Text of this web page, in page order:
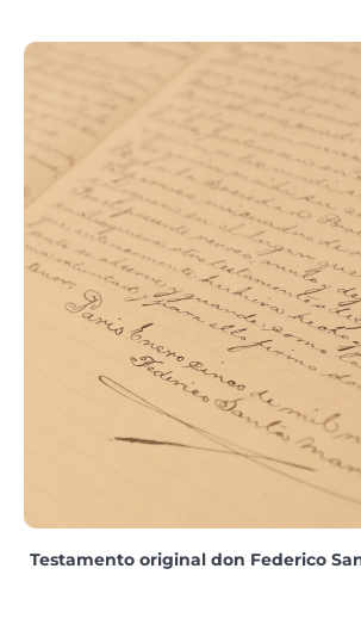
Testamento original don Federico